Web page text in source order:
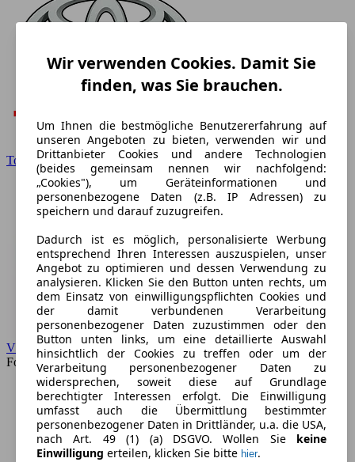
Toyota
VW
Forum
Wir verwenden Cookies. Damit Sie
finden, was Sie brauchen.
Um Ihnen die bestmögliche Benutzererfahrung auf
unseren Angeboten zu bieten, verwenden wir und
Drittanbieter Cookies und andere Technologien
(beides gemeinsam nennen wir nachfolgend:
„Cookies"), um Geräteinformationen und
personenbezogene Daten (z.B. IP Adressen) zu
speichern und darauf zuzugreifen.
Dadurch ist es möglich, personalisierte Werbung
entsprechend Ihren Interessen auszuspielen, unser
Angebot zu optimieren und dessen Verwendung zu
analysieren. Klicken Sie den Button unten rechts, um
dem Einsatz von einwilligungspflichten Cookies und
der damit verbundenen Verarbeitung
personenbezogener Daten zuzustimmen oder den
Button unten links, um eine detaillierte Auswahl
hinsichtlich der Cookies zu treffen oder um der
Verarbeitung personenbezogener Daten zu
widersprechen, soweit diese auf Grundlage
berechtigter Interessen erfolgt. Die Einwilligung
umfasst auch die Übermittlung bestimmter
personenbezogener Daten in Drittländer, u.a. die USA,
nach Art. 49 (1) (a) DSGVO. Wollen Sie keine
Einwilligung erteilen, klicken Sie bitte hier.